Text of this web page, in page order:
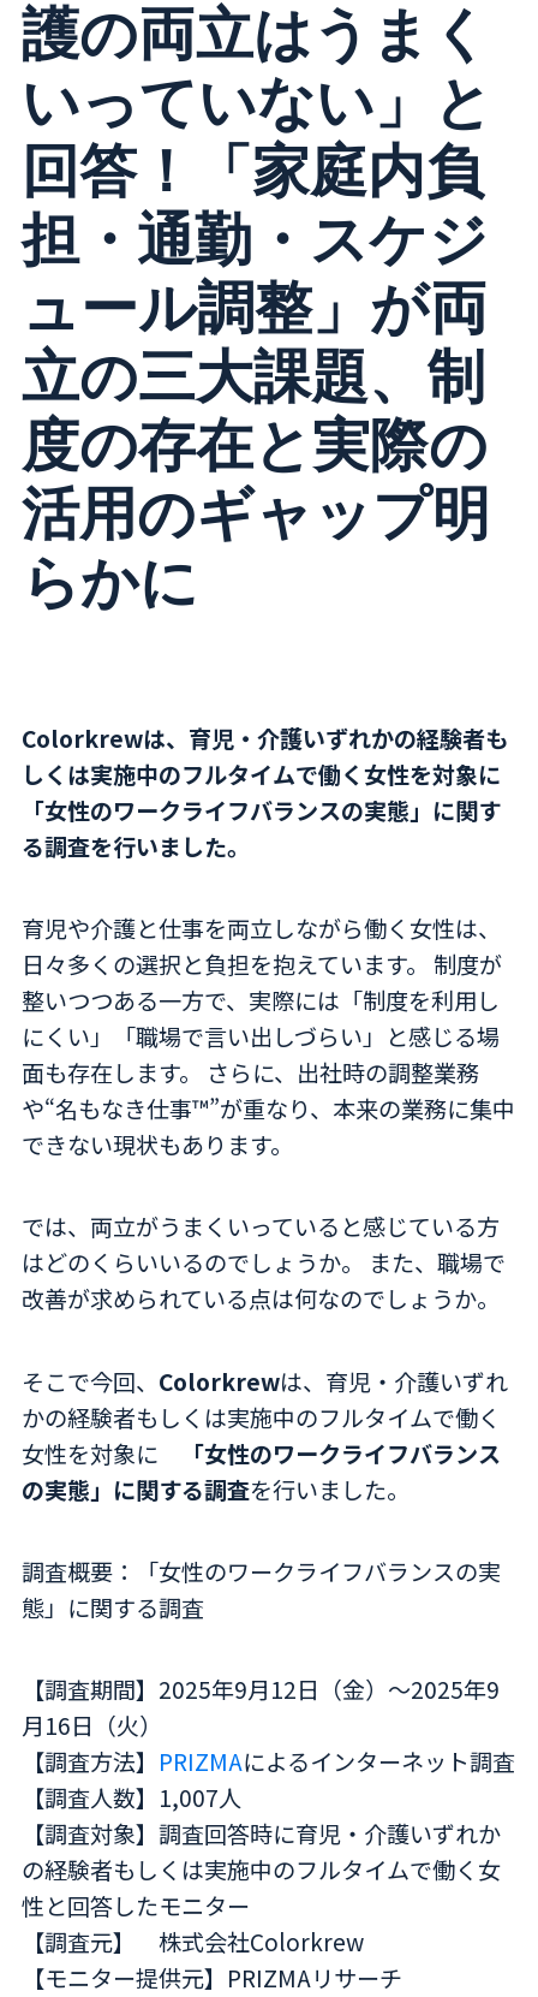
護の両立はうまく
いっていない」と
回答！「家庭内負
担・通勤・スケジ
ュール調整」が両
立の三大課題、制
度の存在と実際の
活用のギャップ明
らかに
Colorkrewは、育児・介護いずれかの経験者も
しくは実施中のフルタイムで働く女性を対象に
「女性のワークライフバランスの実態」に関す
る調査を行いました。
育児や介護と仕事を両立しながら働く女性は、
日々多くの選択と負担を抱えています。 制度が
整いつつある一方で、実際には「制度を利用し
にくい」「職場で言い出しづらい」と感じる場
面も存在します。 さらに、出社時の調整業務
や“名もなき仕事™”が重なり、本来の業務に集中
できない現状もあります。
では、両立がうまくいっていると感じている方
はどのくらいいるのでしょうか。 また、職場で
改善が求められている点は何なのでしょうか。
そこで今回、 Colorkrewは、育児・介護いずれ
かの経験者もしくは実施中のフルタイムで働く
女性を対象に
「女性のワークライフバランス
の実態」に関する調査を行いました。
調査概要：「女性のワークライフバランスの実
態」に関する調査
【調査期間】2025年9月12日（金）～2025年9
月16日（火）
【調査方法】 PRIZMAによるインターネット調査
【調査人数】1,007人
【調査対象】調査回答時に育児・介護いずれか
の経験者もしくは実施中のフルタイムで働く女
性と回答したモニター
【調査元】 株式会社Colorkrew
【モニター提供元】PRIZMAリサーチ